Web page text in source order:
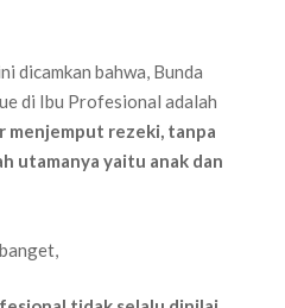
dicamkan bahwa, Bunda
di Ibu Profesional adalah
menjemput rezeki, tanpa
utamanya yaitu anak dan